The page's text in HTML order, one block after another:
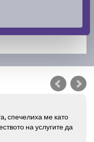
спечелиха ме като
на услугите да